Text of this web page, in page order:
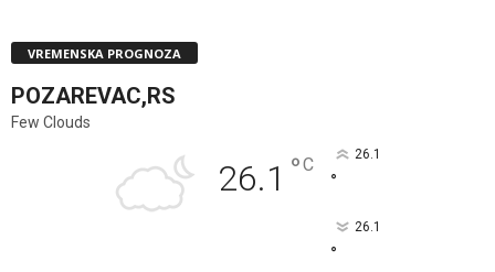
VREMENSKA PROGNOZA
POZAREVAC,RS
Few Clouds
26.1 °C 26.1
°
26.1
°